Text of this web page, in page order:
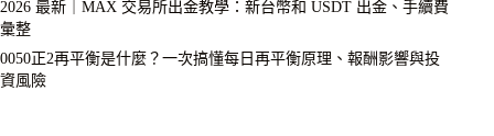
2026 最新｜MAX 交易所出金教學：新台幣和 USDT 出金、手續費
彙整
0050正2再平衡是什麼？一次搞懂每日再平衡原理、報酬影響與投
資風險